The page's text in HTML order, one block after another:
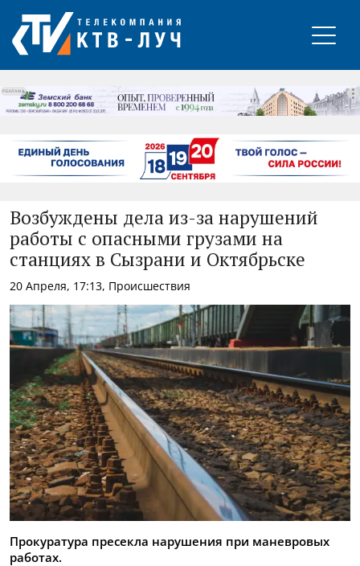
РЕКЛАМА
Возбуждены дела из-за нарушений
работы с опасными грузами на
станциях в Сызрани и Октябрьске
20 Апреля, 17:13, Происшествия
Прокуратура пресекла нарушения при маневровых
работах.